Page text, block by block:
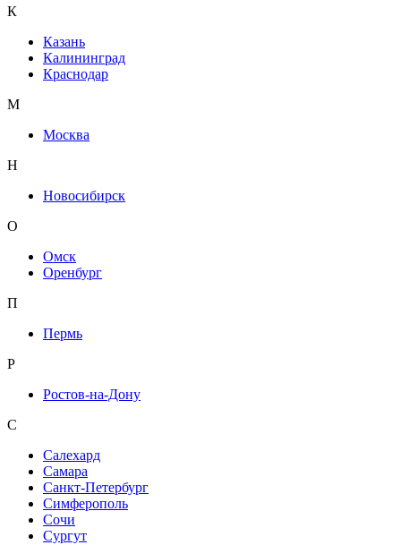
К
Казань
Калининград
Краснодар
М
Москва
Н
Новосибирск
О
Омск
Оренбург
П
Пермь
Р
Ростов-на-Дону
С
Салехард
Самара
Санкт-Петербург
Симферополь
Сочи
Сургут